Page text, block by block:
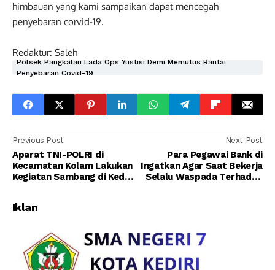
himbauan yang kami sampaikan dapat mencegah
penyebaran corvid-19.
Redaktur: Saleh
Polsek Pangkalan Lada Ops Yustisi Demi Memutus Rantai
Penyebaran Covid-19
Previous Post
Aparat TNI-POLRI di
Kecamatan Kolam Lakukan
Kegiatan Sambang di Kedai
Next Post
Para Pegawai Bank di
Ingatkan Agar Saat Bekerja
Selalu Waspada Terhadap
Iklan